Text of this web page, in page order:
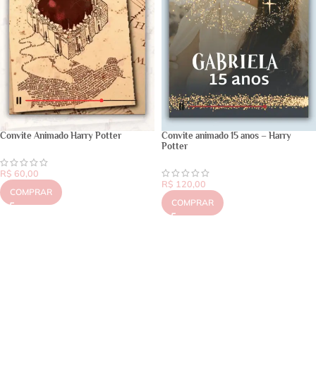
Convite Animado Harry Potter
R$ 60,00
COMPRAR
Convite animado 15 anos – Harry
Potter
R$ 120,00
COMPRAR